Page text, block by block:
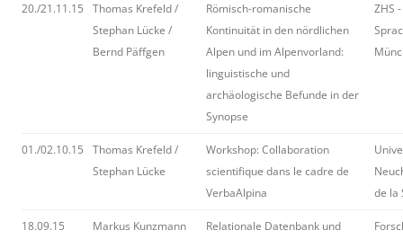
20./21.11.15
Thomas Krefeld /
Stephan Lücke /
Bernd Päffgen
Römisch-romanische
Kontinuität in den nördlichen
Alpen und im Alpenvorland:
linguistische und
archäologische Befunde in der
Synopse
ZHS
01./02.10.15
Thomas Krefeld /
Stephan Lücke
Workshop: Collaboration
scientifique dans le cadre de
VerbaAlpina
de la
18.09.15 Markus Kunzmann
Relationale Datenbank und